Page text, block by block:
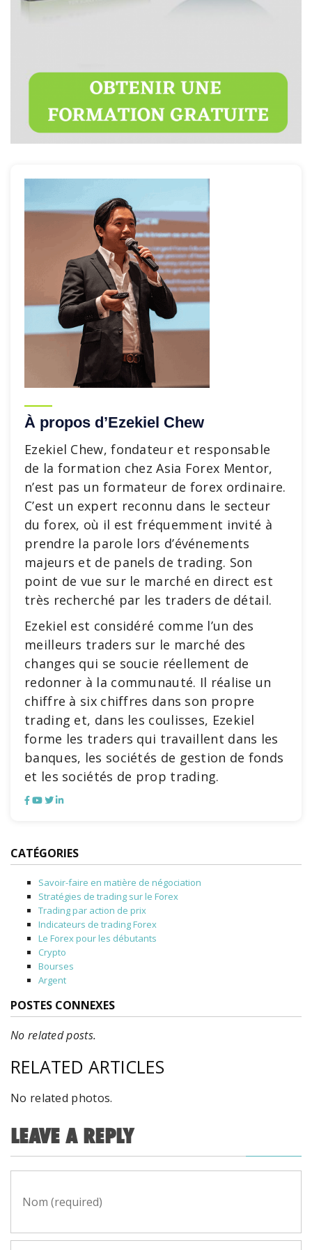
À propos d’Ezekiel Chew
Ezekiel Chew, fondateur et responsable
de la formation chez Asia Forex Mentor,
n’est pas un formateur de forex ordinaire.
C’est un expert reconnu dans le secteur
du forex, où il est fréquemment invité à
prendre la parole lors d’événements
majeurs et de panels de trading. Son
point de vue sur le marché en direct est
très recherché par les traders de détail.
Ezekiel est considéré comme l’un des
meilleurs traders sur le marché des
changes qui se soucie réellement de
redonner à la communauté. Il réalise un
chiffre à six chiffres dans son propre
trading et, dans les coulisses, Ezekiel
forme les traders qui travaillent dans les
banques, les sociétés de gestion de fonds
et les sociétés de prop trading.
CATÉGORIES
Savoir-faire en matière de négociation
Stratégies de trading sur le Forex
Trading par action de prix
Indicateurs de trading Forex
Le Forex pour les débutants
Crypto
Bourses
Argent
POSTES CONNEXES
No related posts.
RELATED ARTICLES
No related photos.
LEAVE A REPLY